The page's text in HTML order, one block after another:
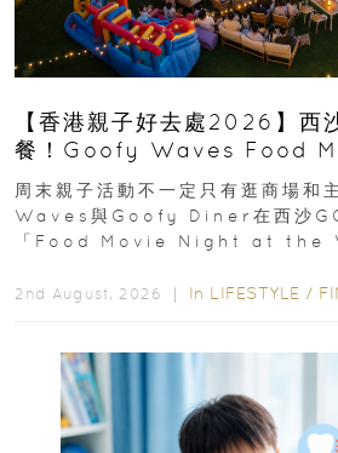
【香港親子好去處2026】西
餐！Goofy Waves Food
外影院逢週末登場
周末親子活動不一定只有逛商場和
Waves與Goofy Diner在西沙
「Food Movie Night at the
2nd August, 2026 ｜ In LIFESTYLE /